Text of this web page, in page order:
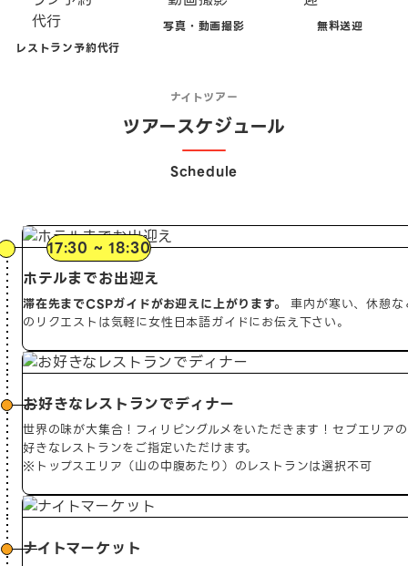
レストラン予約代行
写真・動画撮影 無料送迎
ナイトツアー
ツアースケジュール
Schedule
17:30 ~ 18:30
ホテルまでお出迎え
滞在先までCSPガイドがお迎えに上がります。 車内が寒い、休憩な
のリクエストは気軽に女性日本語ガイドにお伝え下さい。
お好きなレストランでディナー
世界の味が大集合！フィリピングルメをいただきます！セブエリア
好きなレストランをご指定いただけます。
※トップスエリア（山の中腹あたり）のレストランは選択不可
ナイトマーケット